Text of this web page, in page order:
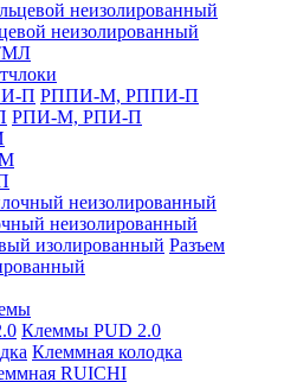
неизолированный
РППИ-М, РППИ-П
РПИ-М, РПИ-П
неизолированный
Разъем
Клеммы PUD 2.0
Клеммная колодка
RUICHI